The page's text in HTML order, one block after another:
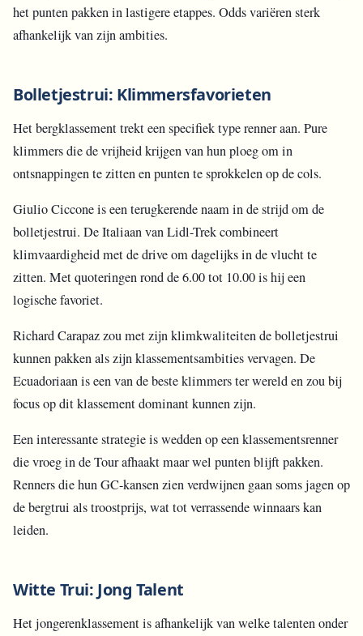
het punten pakken in lastigere etappes. Odds variëren sterk
afhankelijk van zijn ambities.
Bolletjestrui: Klimmersfavorieten
Het bergklassement trekt een specifiek type renner aan. Pure
klimmers die de vrijheid krijgen van hun ploeg om in
ontsnappingen te zitten en punten te sprokkelen op de cols.
Giulio Ciccone is een terugkerende naam in de strijd om de
bolletjestrui. De Italiaan van Lidl-Trek combineert
klimvaardigheid met de drive om dagelijks in de vlucht te
zitten. Met quoteringen rond de 6.00 tot 10.00 is hij een
logische favoriet.
Richard Carapaz zou met zijn klimkwaliteiten de bolletjestrui
kunnen pakken als zijn klassementsambities vervagen. De
Ecuadoriaan is een van de beste klimmers ter wereld en zou bij
focus op dit klassement dominant kunnen zijn.
Een interessante strategie is wedden op een klassementsrenner
die vroeg in de Tour afhaakt maar wel punten blijft pakken.
Renners die hun GC-kansen zien verdwijnen gaan soms jagen op
de bergtrui als troostprijs, wat tot verrassende winnaars kan
leiden.
Witte Trui: Jong Talent
Het jongerenklassement is afhankelijk van welke talenten onder